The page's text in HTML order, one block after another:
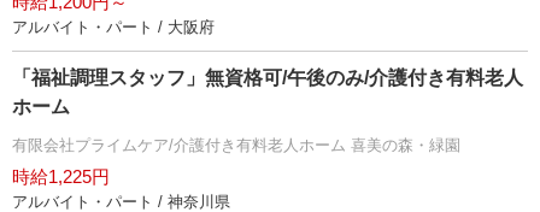
アルバイト・パート / 大阪府
「福祉調理スタッフ」無資格可/午後のみ/介護付き有料老人
ホーム
有限会社プライムケア/介護付き有料老人ホーム 喜美の森・緑園
時給1,225円
アルバイト・パート / 神奈川県